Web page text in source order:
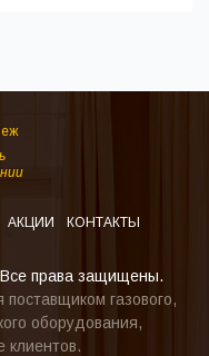
АКЦИИ КОНТАКТЫ
права защищены.
газового,
оборудования,
клиентов.